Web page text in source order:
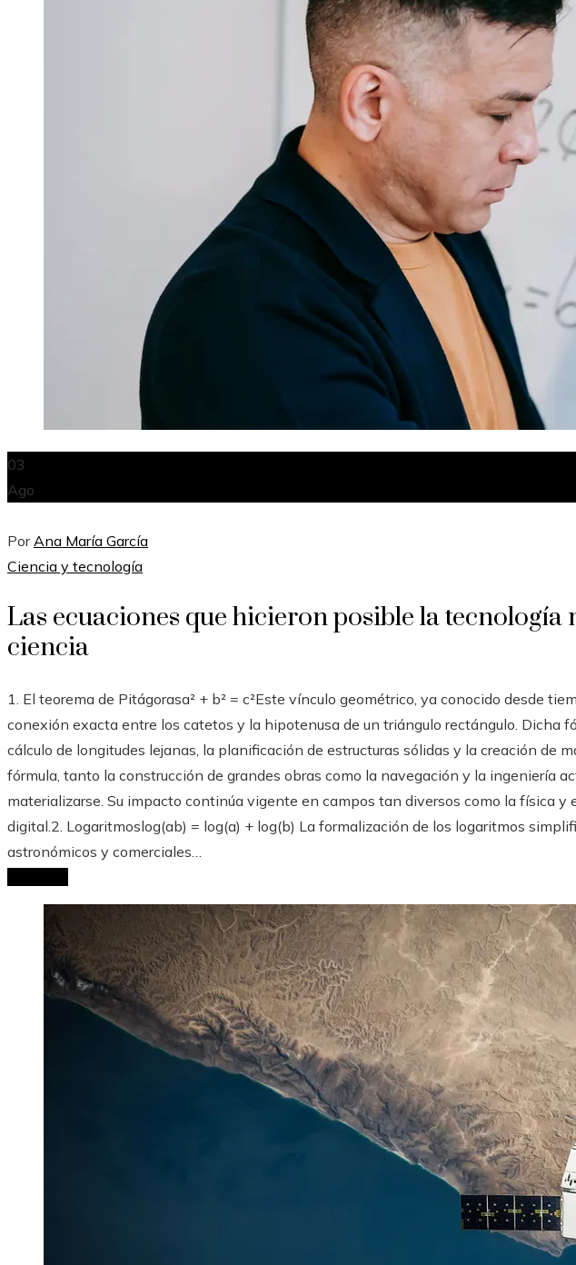
03
Ago
Por Ana María García
Ciencia y tecnología
Las ecuaciones que hicieron posible la tecnología
ciencia
1. El teorema de Pitágorasa² + b² = c²Este vínculo geométrico, ya conocido desde
conexión exacta entre los catetos y la hipotenusa de un triángulo rectángulo. Dicha
cálculo de longitudes lejanas, la planificación de estructuras sólidas y la creación de
fórmula, tanto la construcción de grandes obras como la navegación y la ingeniería
materializarse. Su impacto continúa vigente en campos tan diversos como la física y
digital.2. Logaritmoslog(ab) = log(a) + log(b) La formalización de los logaritmos
astronómicos y comerciales…